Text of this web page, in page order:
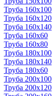
Труба 160x100
Труба 160x120
Труба 160x140
Труба 160x60
Труба 160x80
Труба 180x100
Труба 180x140
Труба 180x60
Труба 200x100
Труба 200x120